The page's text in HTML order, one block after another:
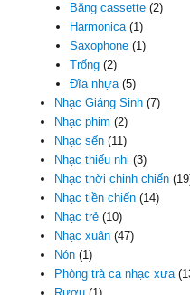
Băng cassette(2)
Harmonica(1)
Saxophone(1)
Trống(2)
Đĩa nhựa(5)
Nhạc Giáng Sinh (7)
Nhạc phim (2)
Nhạc sến (11)
Nhạc thiếu nhi (3)
Nhạc thời chinh chiến
Nhạc tiền chiến (14)
Nhạc trẻ (10)
Nhạc xuân (47)
Nón (1)
Phòng trà ca nhạc xưa